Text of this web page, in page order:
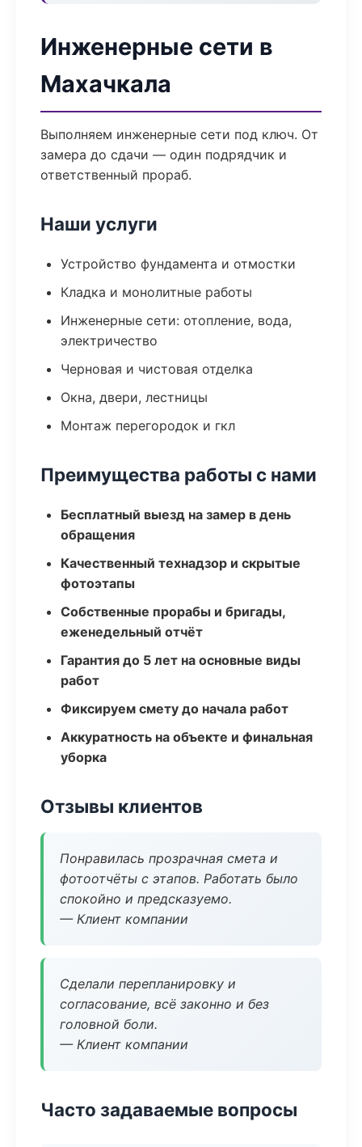
Инженерные сети в
Махачкала
Выполняем инженерные сети под ключ. От
замера до сдачи — один подрядчик и
ответственный прораб.
Наши услуги
Устройство фундамента и отмостки
Кладка и монолитные работы
Инженерные сети: отопление, вода,
электричество
Черновая и чистовая отделка
Окна, двери, лестницы
Монтаж перегородок и гкл
Преимущества работы с нами
Бесплатный выезд на замер в день
обращения
Качественный технадзор и скрытые
фотоэтапы
Собственные прорабы и бригады,
еженедельный отчёт
Гарантия до 5 лет на основные виды
работ
Фиксируем смету до начала работ
Аккуратность на объекте и финальная
уборка
Отзывы клиентов
Понравилась прозрачная смета и
фотоотчёты с этапов. Работать было
спокойно и предсказуемо.
— Клиент компании
Сделали перепланировку и
согласование, всё законно и без
головной боли.
— Клиент компании
Часто задаваемые вопросы